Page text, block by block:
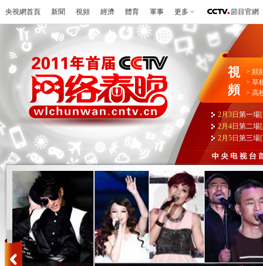
央視網首頁 新聞 視頻 經濟 體育 軍事 更多 節目官網
視
頻
> 頻
> 草
> 高
2月3日 第一場
2月4日 第二場
2月5日 第三場